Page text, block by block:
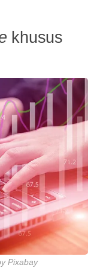
khusus
Pixabay